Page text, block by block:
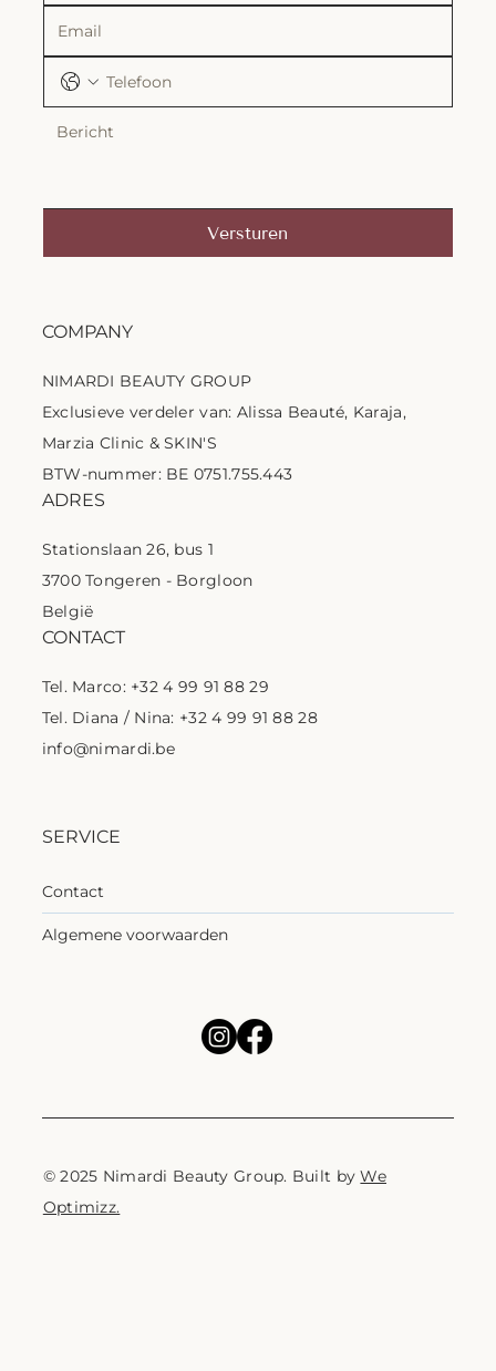
Versturen
© 2025 Nimardi Beauty Group. Built byWe
Optimizz.
SERVICE
Contact
Algemene voorwaarden
COMPANY
NIMARDI BEAUTY GROUP
Exclusieve verdeler van: Alissa Beauté, Karaja,
Marzia Clinic & SKIN'S
BTW-nummer: BE 0751.755.443
ADRES
Stationslaan 26, bus 1
3700 Tongeren - Borgloon
België
CONTACT
Tel. Marco: +32 4 99 91 88 29
Tel. Diana / Nina: +32 4 99 91 88 28
info@nimardi.be